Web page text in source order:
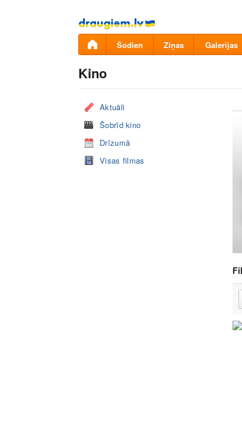
Pāriet
uz
saturu
Šodien Ziņas Galerijas
Kino
Aktuāli
Šobrīd kino
Drīzumā
Visas filmas